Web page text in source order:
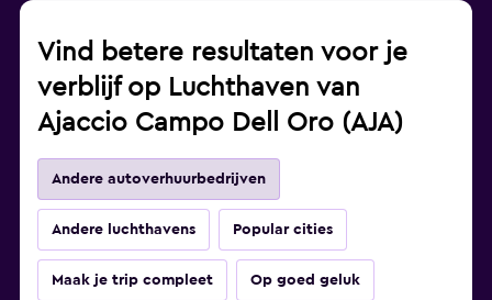
Vind betere resultaten voor je
verblijf op Luchthaven van
Ajaccio Campo Dell Oro (AJA)
Andere autoverhuurbedrijven
Andere luchthavens Popular cities
Maak je trip compleet Op goed geluk